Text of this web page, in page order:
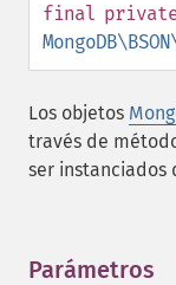
final
Los objetos
través de
ser instanciados
Parámetros